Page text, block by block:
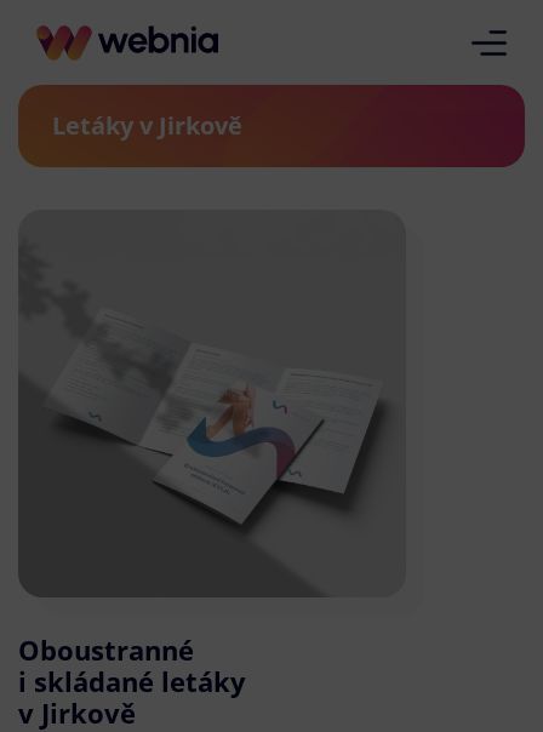
Letáky v Jirkově
Oboustranné
i skládané letáky
v Jirkově